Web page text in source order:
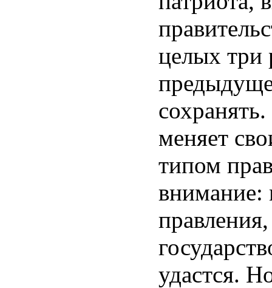
целых три
меняет
типом
внимание:
удастся.